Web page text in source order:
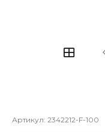
Артикул: 2342212-F-100